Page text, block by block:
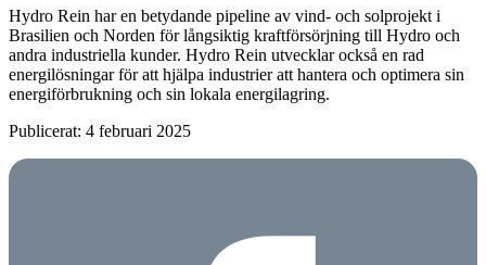
Hydro Rein har en betydande pipeline av vind- och solprojekt i
Brasilien och Norden för långsiktig kraftförsörjning till Hydro och
andra industriella kunder. Hydro Rein utvecklar också en rad
energilösningar för att hjälpa industrier att hantera och optimera sin
energiförbrukning och sin lokala energilagring.
Publicerat: 4 februari 2025